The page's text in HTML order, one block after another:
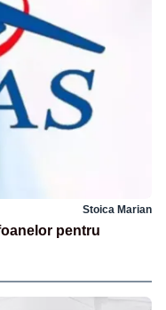
Stoica Marian
pentru